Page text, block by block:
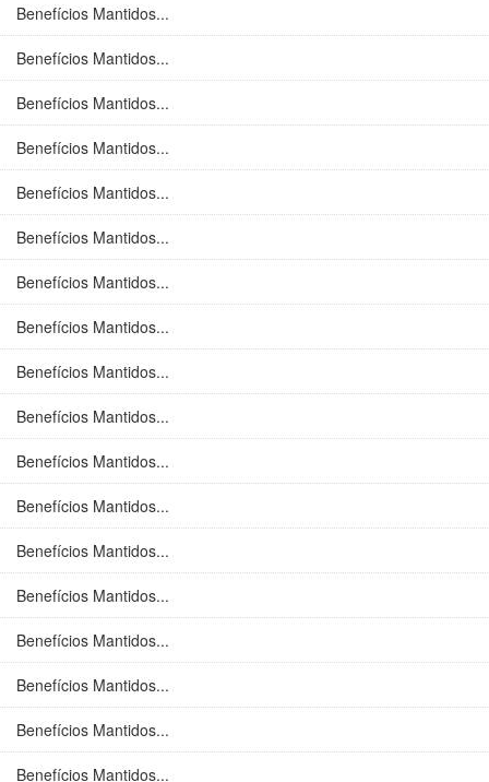
Benefícios Mantidos...
Benefícios Mantidos...
Benefícios Mantidos...
Benefícios Mantidos...
Benefícios Mantidos...
Benefícios Mantidos...
Benefícios Mantidos...
Benefícios Mantidos...
Benefícios Mantidos...
Benefícios Mantidos...
Benefícios Mantidos...
Benefícios Mantidos...
Benefícios Mantidos...
Benefícios Mantidos...
Benefícios Mantidos...
Benefícios Mantidos...
Benefícios Mantidos...
Benefícios Mantidos...